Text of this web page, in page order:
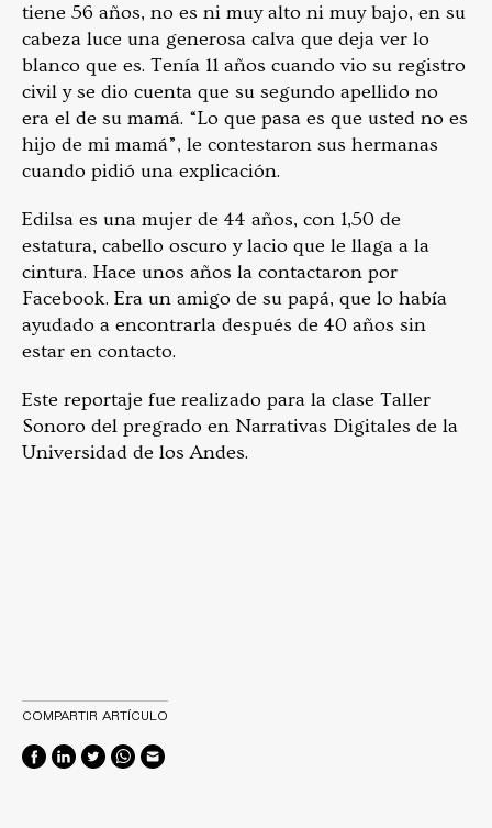
tiene 56 años, no es ni muy alto ni muy bajo, en su
cabeza luce una generosa calva que deja ver lo
blanco que es. Tenía 11 años cuando vio su registro
civil y se dio cuenta que su segundo apellido no
era el de su mamá. “Lo que pasa es que usted no es
hijo de mi mamá”, le contestaron sus hermanas
cuando pidió una explicación.
Edilsa es una mujer de 44 años, con 1,50 de
estatura, cabello oscuro y lacio que le llaga a la
cintura. Hace unos años la contactaron por
Facebook. Era un amigo de su papá, que lo había
ayudado a encontrarla después de 40 años sin
estar en contacto.
Este reportaje fue realizado para la clase Taller
Sonoro del pregrado en Narrativas Digitales de la
Universidad de los Andes.
COMPARTIR ARTÍCULO